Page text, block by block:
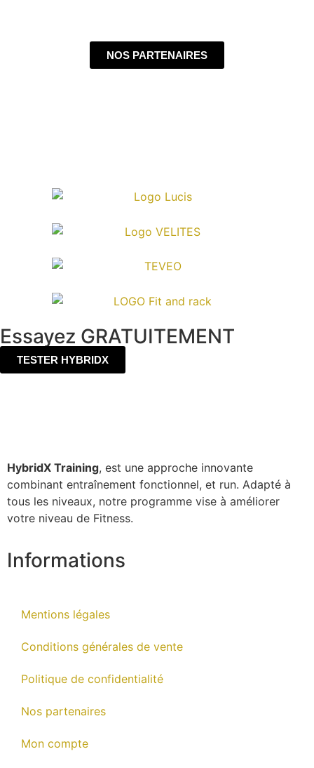
NOS PARTENAIRES
Essayez GRATUITEMENT
TESTER HYBRIDX
HybridX Training, est une approche innovante
combinant entraînement fonctionnel, et run. Adapté à
tous les niveaux, notre programme vise à améliorer
votre niveau de Fitness.
Informations
Mentions légales
Conditions générales de vente
Politique de confidentialité
Nos partenaires
Mon compte